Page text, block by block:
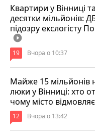
Квартири у Вінниці
десятки мільйонів:
підозру екслогісту
play_circle_filled
19 Вчора о 10:37
Майже 15 мільйонів
люки у Вінниці: хто
чому місто
12 Вчора о 13:42